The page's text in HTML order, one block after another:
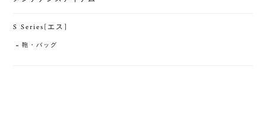
S Series[エス]
鞄・バッグ